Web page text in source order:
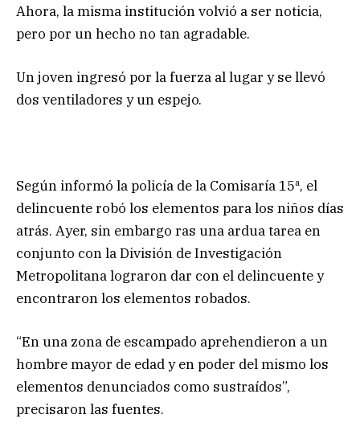
Ahora, la misma institución volvió a ser noticia,
pero por un hecho no tan agradable.
Un joven ingresó por la fuerza al lugar y se llevó
dos ventiladores y un espejo.
Según informó la policía de la Comisaría 15ª, el
delincuente robó los elementos para los niños días
atrás. Ayer, sin embargo ras una ardua tarea en
conjunto con la División de Investigación
Metropolitana lograron dar con el delincuente y
encontraron los elementos robados.
“En una zona de escampado aprehendieron a un
hombre mayor de edad y en poder del mismo los
elementos denunciados como sustraídos”,
precisaron las fuentes.